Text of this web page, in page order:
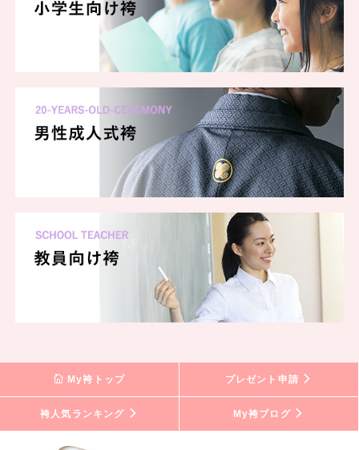
My袴トップ プレゼント申請
袴人気ランキング My袴ブログ